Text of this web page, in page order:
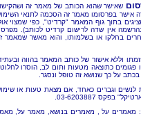
שאישר שהוא הכותב של מאמר זה
אישר בפרסומו מאמר זה הסכמה לתנאי
בתוך גוף המאמר "קרדיט", כפי שמצוי
אין שדה לרישום קרדיט לכותב).
בחלקו או בשלמותו, והוא מאשר שמאמר
וללא אישור של כותב המאמר בהווה
כתוצאה מטעות ותום לב, הוסרו
על כך שנושא זה טופל ונסגר.
לנשים וגברים כאחד, אם מצאת טעות או
03-6203887.
: מאמרים על , מאמרים בנושא, מאמר על,